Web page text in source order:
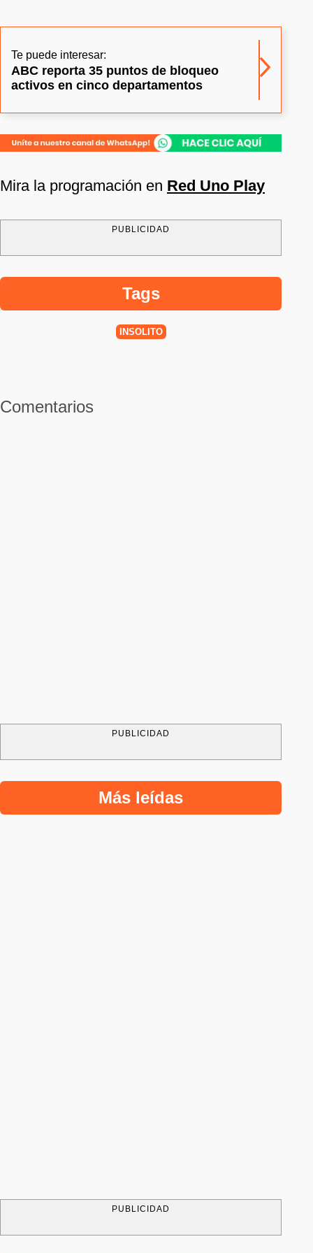
Te puede interesar:
ABC reporta 35 puntos de bloqueo
activos en cinco departamentos
Mira la programación en Red Uno Play
PUBLICIDAD
Tags
INSÓLITO
Comentarios
PUBLICIDAD
Más leídas
PUBLICIDAD